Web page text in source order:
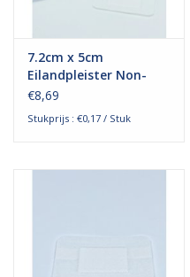
Waterdichte pleisters:
wanneer kies je ervoor en
welke zijn het beste?
7.2cm x 5cm
Eilandpleister Non-
Woven
€8,69
Stukprijs : €0,17 / Stuk